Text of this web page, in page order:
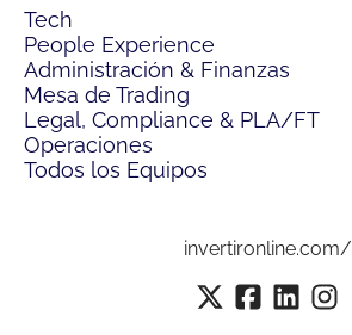
Tech
People Experience
Administración & Finanzas
Mesa de Trading
Legal, Compliance & PLA/FT
Operaciones
Todos los Equipos
invertironline.com/